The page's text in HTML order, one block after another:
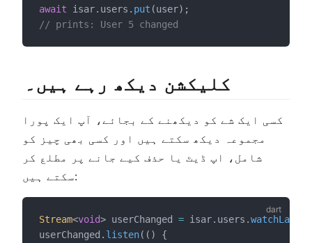
await isar.users. put (user);
// prints: User 5 changed
کلیکشن دیکھ رہے ہیں۔
کسی ایک شے کو دیکھنے کے بجائے، آپ ایک پورا
مجموعہ دیکھ سکتے ہیں اور کسی بھی چیز کو
شامل، اپ ڈیٹ یا حذف کیے جانے پر مطلع کر
سکتے ہیں:
Stream<void> userChanged = isar.users.watchLazy
userChanged. listen(() {